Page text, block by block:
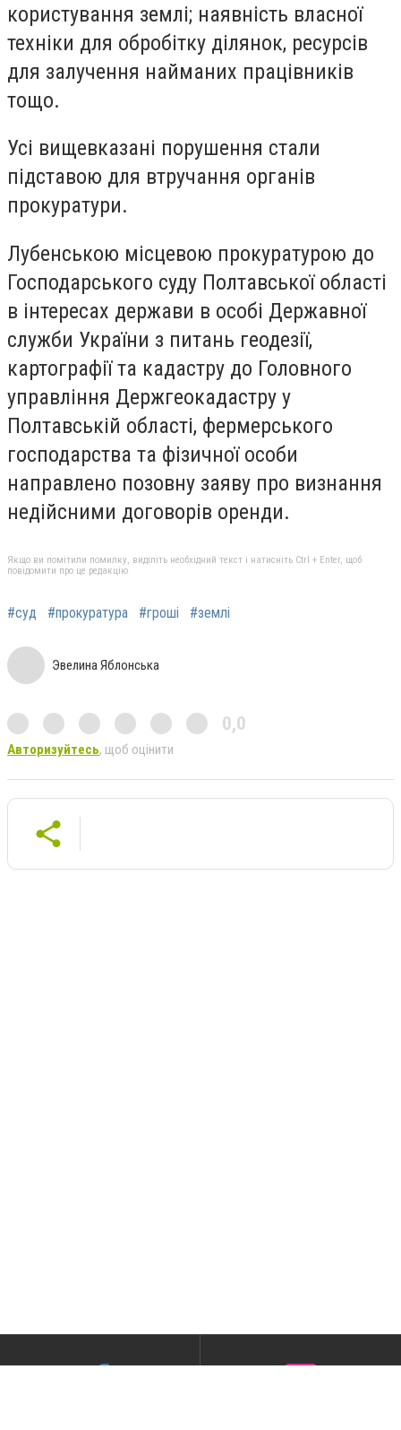
користування землі; наявність власної
техніки для обробітку ділянок, ресурсів
для залучення найманих працівників
тощо.
Усі вищевказані порушення стали
підставою для втручання органів
прокуратури.
Лубенською місцевою прокуратурою до
Господарського суду Полтавської області
в інтересах держави в особі Державної
служби України з питань геодезії,
картографії та кадастру до Головного
управління Держгеокадастру у
Полтавській області, фермерського
господарства та фізичної особи
направлено позовну заяву про визнання
недійсними договорів оренди.
Якщо ви помітили помилку, виділіть необхідний текст і натисніть Ctrl + Enter, щоб
повідомити про це редакцію
#суд #прокуратура #гроші #землі
Эвелина Яблонська
0,0
Авторизуйтесь, щоб оцінити